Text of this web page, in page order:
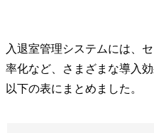
入退室管理システムには、
率化など、さまざまな導入
以下の表にまとめました。